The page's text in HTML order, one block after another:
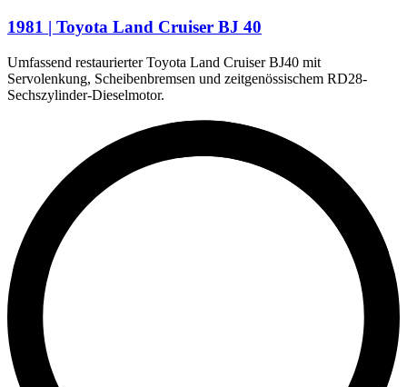
Toyota MR2
Toyota RAV4
Toyota Yaris
1981 | Toyota Land Cruiser BJ 40
Umfassend restaurierter Toyota Land Cruiser BJ40 mit
Servolenkung, Scheibenbremsen und zeitgenössischem RD28-
Sechszylinder-Dieselmotor.